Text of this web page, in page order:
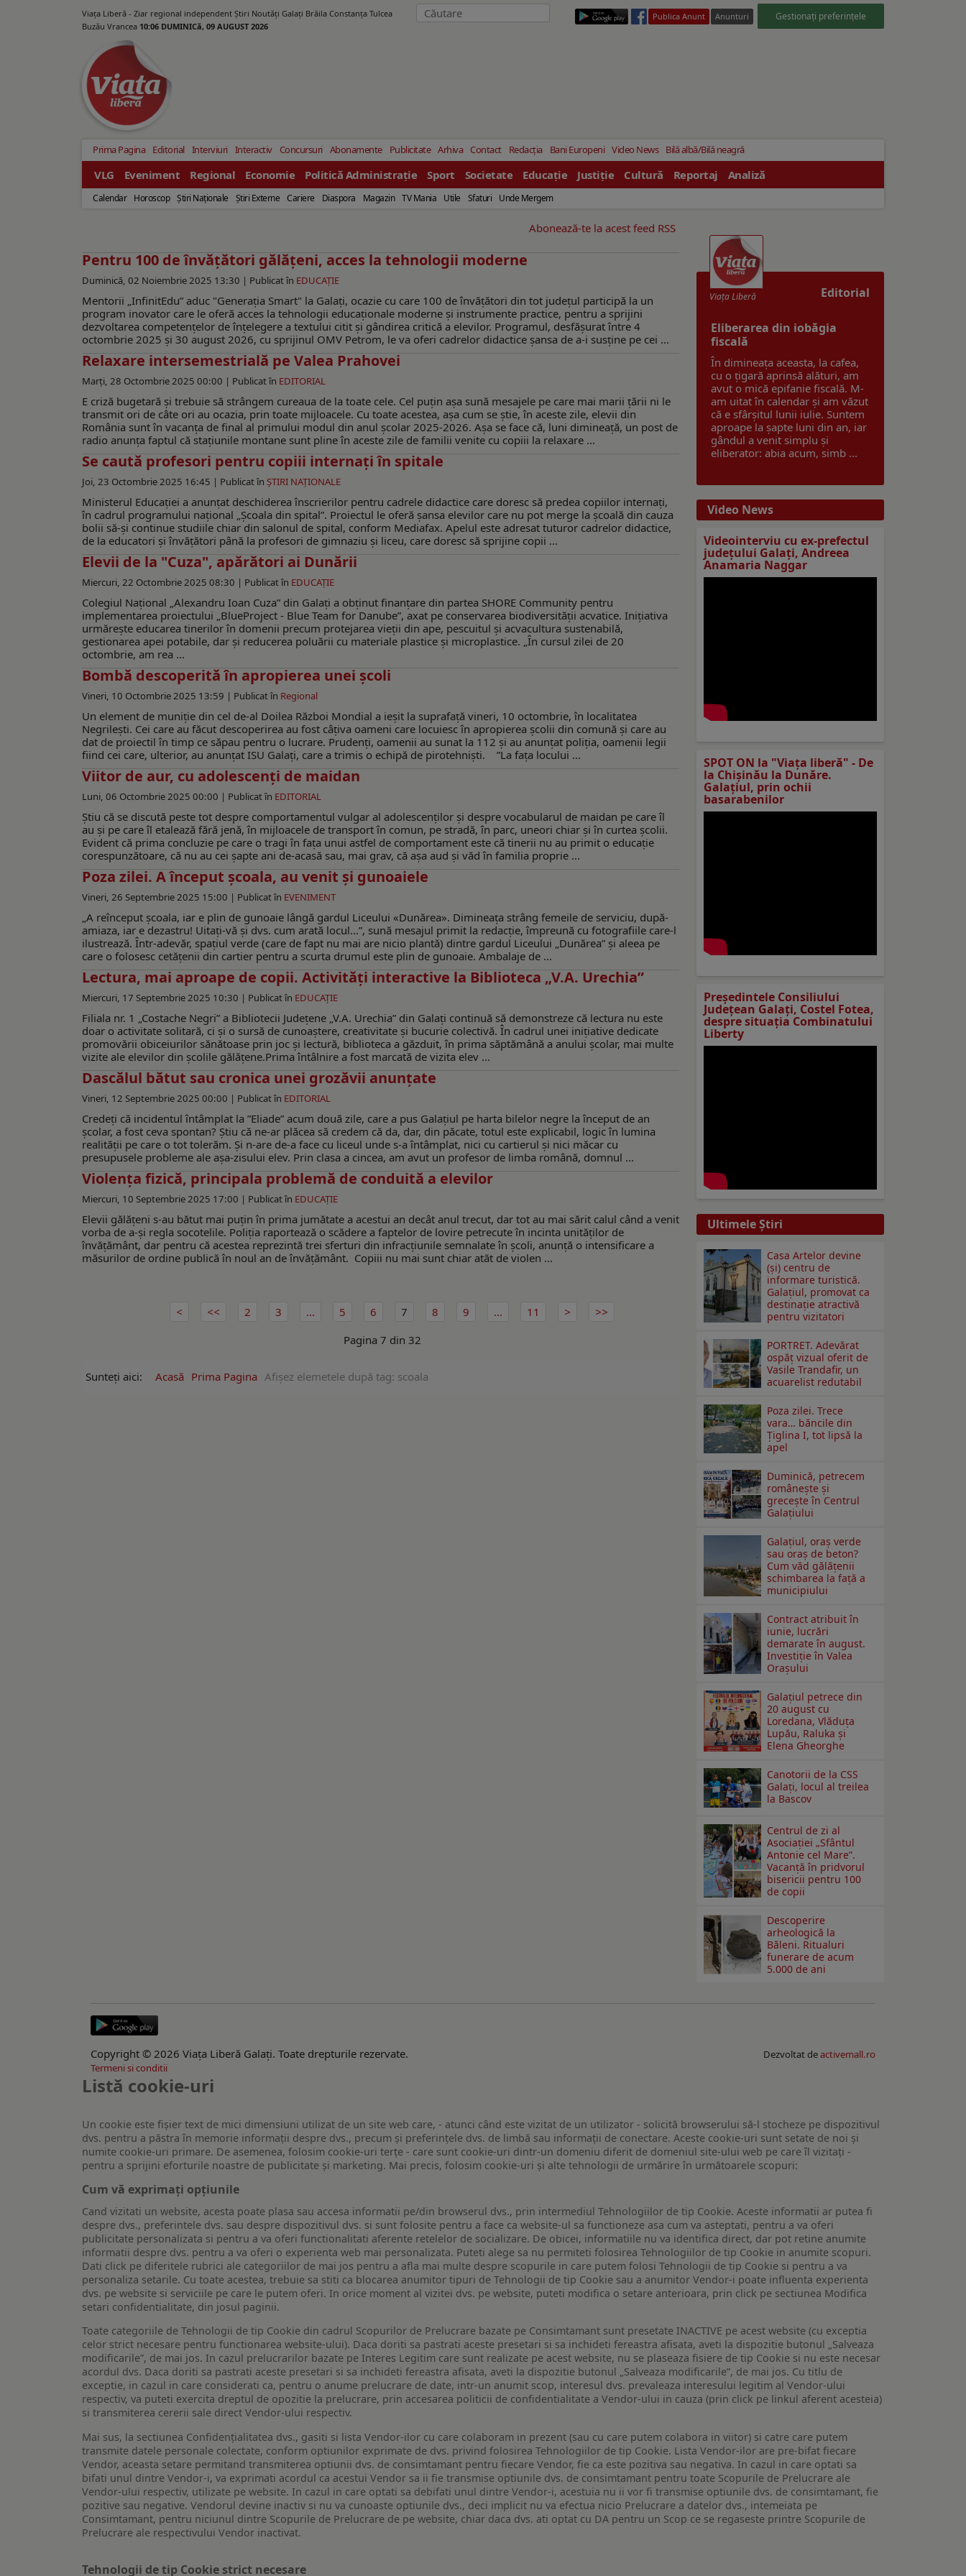
Viața Liberă - Ziar regional independent Știri Noutăți Galaţi Brăila Constanţa Tulcea
Buzău Vrancea 10:06 DUMINICă, 09 AUGUST 2026
Publica Anunt Anunturi Gestionați preferințele
Prima Pagina Editorial Interviuri Interactiv Concursuri Abonamente Publicitate Arhiva Contact Redacția Bani Europeni Video News Bilă albă/Bilă neagră
VLG Eveniment Regional Economie Politică Administrație Sport Societate Educație Justiție Cultură Reportaj Analiză
Calendar Horoscop Ştiri Naţionale Ştiri Externe Cariere Diaspora Magazin TV Mania Utile Sfaturi Unde Mergem
Abonează-te la acest feed RSS
Pentru 100 de învățători gălățeni, acces la tehnologii moderne
Duminică, 02 Noiembrie 2025 13:30 | Publicat în EDUCAŢIE
Mentorii „InfinitEdu” aduc "Generația Smart" la Galați, ocazie cu care 100 de învățători din tot județul participă la un
program inovator care le oferă acces la tehnologii educaționale moderne și instrumente practice, pentru a sprijini
dezvoltarea competențelor de înțelegere a textului citit și gândirea critică a elevilor. Programul, desfășurat între 4
octombrie 2025 și 30 august 2026, cu sprijinul OMV Petrom, le va oferi cadrelor didactice șansa de a-i susține pe cei ...
Relaxare intersemestrială pe Valea Prahovei
Marți, 28 Octombrie 2025 00:00 | Publicat în EDITORIAL
E criză bugetară și trebuie să strângem cureaua de la toate cele. Cel puțin așa sună mesajele pe care mai marii țării ni le
transmit ori de câte ori au ocazia, prin toate mijloacele. Cu toate acestea, așa cum se știe, în aceste zile, elevii din
România sunt în vacanța de final al primului modul din anul școlar 2025-2026. Așa se face că, luni dimineață, un post de
radio anunța faptul că stațiunile montane sunt pline în aceste zile de familii venite cu copiii la relaxare ...
Se caută profesori pentru copiii internaţi în spitale
Joi, 23 Octombrie 2025 16:45 | Publicat în ŞTIRI NAŢIONALE
Ministerul Educației a anunțat deschiderea înscrierilor pentru cadrele didactice care doresc să predea copiilor internați,
în cadrul programului național „Școala din spital”. Proiectul le oferă șansa elevilor care nu pot merge la școală din cauza
bolii să-şi continue studiile chiar din salonul de spital, conform Mediafax. Apelul este adresat tuturor cadrelor didactice,
de la educatori și învățători până la profesori de gimnaziu și liceu, care doresc să sprijine copii ...
Elevii de la "Cuza", apărători ai Dunării
Miercuri, 22 Octombrie 2025 08:30 | Publicat în EDUCAŢIE
Colegiul Național „Alexandru Ioan Cuza” din Galați a obținut finanțare din partea SHORE Community pentru
implementarea proiectului „BlueProject - Blue Team for Danube”, axat pe conservarea biodiversității acvatice. Inițiativa
urmărește educarea tinerilor în domenii precum protejarea vieții din ape, pescuitul și acvacultura sustenabilă,
gestionarea apei potabile, dar și reducerea poluării cu materiale plastice și microplastice. „În cursul zilei de 20
octombrie, am rea ...
Bombă descoperită în apropierea unei școli
Vineri, 10 Octombrie 2025 13:59 | Publicat în Regional
Un element de muniție din cel de-al Doilea Război Mondial a ieșit la suprafață vineri, 10 octombrie, în localitatea
Negrilești. Cei care au făcut descoperirea au fost câțiva oameni care locuiesc în apropierea școlii din comună și care au
dat de proiectil în timp ce săpau pentru o lucrare. Prudenți, oamenii au sunat la 112 și au anunțat poliția, oamenii legii
fiind cei care, ulterior, au anunțat ISU Galați, care a trimis o echipă de pirotehniști. ”La fața locului ...
Viitor de aur, cu adolescenți de maidan
Luni, 06 Octombrie 2025 00:00 | Publicat în EDITORIAL
Știu că se discută peste tot despre comportamentul vulgar al adolescenților și despre vocabularul de maidan pe care îl
au și pe care îl etalează fără jenă, în mijloacele de transport în comun, pe stradă, în parc, uneori chiar şi în curtea școlii.
Evident că prima concluzie pe care o tragi în fața unui astfel de comportament este că tinerii nu au primit o educație
corespunzătoare, că nu au cei șapte ani de-acasă sau, mai grav, că așa aud și văd în familia proprie ...
Poza zilei. A început şcoala, au venit şi gunoaiele
Vineri, 26 Septembrie 2025 15:00 | Publicat în EVENIMENT
„A reînceput şcoala, iar e plin de gunoaie lângă gardul Liceului «Dunărea». Dimineaţa strâng femeile de serviciu, după-
amiaza, iar e dezastru! Uitaţi-vă şi dvs. cum arată locul...”, sună mesajul primit la redacţie, împreună cu fotografiile care-l
ilustrează. Într-adevăr, spaţiul verde (care de fapt nu mai are nicio plantă) dintre gardul Liceului „Dunărea” şi aleea pe
care o folosesc cetăţenii din cartier pentru a scurta drumul este plin de gunoaie. Ambalaje de ...
Lectura, mai aproape de copii. Activități interactive la Biblioteca „V.A. Urechia”
Miercuri, 17 Septembrie 2025 10:30 | Publicat în EDUCAŢIE
Filiala nr. 1 „Costache Negri” a Bibliotecii Județene „V.A. Urechia” din Galați continuă să demonstreze că lectura nu este
doar o activitate solitară, ci și o sursă de cunoaștere, creativitate și bucurie colectivă. În cadrul unei inițiative dedicate
promovării obiceiurilor sănătoase prin joc și lectură, biblioteca a găzduit, în prima săptămână a anului școlar, mai multe
vizite ale elevilor din școlile gălățene.Prima întâlnire a fost marcată de vizita elev ...
Dascălul bătut sau cronica unei grozăvii anunțate
Vineri, 12 Septembrie 2025 00:00 | Publicat în EDITORIAL
Credeți că incidentul întâmplat la ”Eliade” acum două zile, care a pus Galațiul pe harta bilelor negre la început de an
școlar, a fost ceva spontan? Știu că ne-ar plăcea să credem că da, dar, din păcate, totul este explicabil, logic în lumina
realității pe care o tot tolerăm. Și n-are de-a face cu liceul unde s-a întâmplat, nici cu cartierul și nici măcar cu
presupusele probleme ale așa-zisului elev. Prin clasa a cincea, am avut un profesor de limba română, domnul ...
Violența fizică, principala problemă de conduită a elevilor
Miercuri, 10 Septembrie 2025 17:00 | Publicat în EDUCAŢIE
Elevii gălățeni s-au bătut mai puțin în prima jumătate a acestui an decât anul trecut, dar tot au mai sărit calul când a venit
vorba de a-și regla socotelile. Poliția raportează o scădere a faptelor de lovire petrecute în incinta unităților de
învățământ, dar pentru că acestea reprezintă trei sferturi din infracțiunile semnalate în școli, anunță o intensificare a
măsurilor de ordine publică în noul an de învățământ. Copiii nu mai sunt chiar atăt de violen ...
2 3 ... 5 6 7 8 9 ...
11
Pagina 7 din 32
Sunteți aici: Acasă Prima Pagina Afişez elemetele după tag: scoala
Editorial
Viaţa Liberă
Eliberarea din iobăgia
fiscală
În dimineața aceasta, la cafea,
cu o țigară aprinsă alături, am
avut o mică epifanie fiscală. M-
am uitat în calendar și am văzut
că e sfârșitul lunii iulie. Suntem
aproape la șapte luni din an, iar
gândul a venit simplu și
eliberator: abia acum, simb ...
Video News
Videointerviu cu ex-prefectul
judeţului Galaţi, Andreea
Anamaria Naggar
SPOT ON la "Viaţa liberă" - De
la Chișinău la Dunăre.
Galațiul, prin ochii
basarabenilor
Preşedintele Consiliului
Judeţean Galaţi, Costel Fotea,
despre situaţia Combinatului
Liberty
Ultimele Ştiri
Casa Artelor devine
(şi) centru de
informare turistică.
Galaţiul, promovat ca
destinaţie atractivă
pentru vizitatori
PORTRET. Adevărat
ospăț vizual oferit de
Vasile Trandafir, un
acuarelist redutabil
Poza zilei. Trece
vara… băncile din
Ţiglina I, tot lipsă la
apel
Duminică, petrecem
româneşte şi
greceşte în Centrul
Galaţiului
Galațiul, oraș verde
sau oraș de beton?
Cum văd gălățenii
schimbarea la față a
municipiului
Contract atribuit în
iunie, lucrări
demarate în august.
Investiţie în Valea
Oraşului
Galaţiul petrece din
20 august cu
Loredana, Vlăduța
Lupău, Raluka și
Elena Gheorghe
Canotorii de la CSS
Galați, locul al treilea
la Bascov
Centrul de zi al
Asociației „Sfântul
Antonie cel Mare”.
Vacanță în pridvorul
bisericii pentru 100
de copii
Descoperire
arheologică la
Băleni. Ritualuri
funerare de acum
5.000 de ani
Copyright © 2026 Viaţa Liberă Galaţi. Toate drepturile rezervate. Dezvoltat deactivemall.ro
Termeni si conditii
Listă cookie-uri
Un cookie este fişier text de mici dimensiuni utilizat de un site web care, - atunci când este vizitat de un utilizator - solicită browserului să-l stocheze pe dispozitivul
dvs. pentru a păstra în memorie informații despre dvs., precum și preferințele dvs. de limbă sau informații de conectare. Aceste cookie-uri sunt setate de noi și
numite cookie-uri primare. De asemenea, folosim cookie-uri terțe - care sunt cookie-uri dintr-un domeniu diferit de domeniul site-ului web pe care îl vizitați -
pentru a sprijini eforturile noastre de publicitate și marketing. Mai precis, folosim cookie-uri și alte tehnologii de urmărire în următoarele scopuri:
Cum vă exprimați opțiunile
Cand vizitati un website, acesta poate plasa sau accesa informatii pe/din browserul dvs., prin intermediul Tehnologiilor de tip Cookie. Aceste informatii ar putea fi
despre dvs., preferintele dvs. sau despre dispozitivul dvs. si sunt folosite pentru a face ca website-ul sa functioneze asa cum va asteptati, pentru a va oferi
publicitate personalizata si pentru a va oferi functionalitati aferente retelelor de socializare. De obicei, informatiile nu va identifica direct, dar pot retine anumite
informatii despre dvs. pentru a va oferi o experienta web mai personalizata. Puteti alege sa nu permiteti folosirea Tehnologiilor de tip Cookie in anumite scopuri.
Dati click pe diferitele rubrici ale categoriilor de mai jos pentru a afla mai multe despre scopurile in care putem folosi Tehnologii de tip Cookie si pentru a va
personaliza setarile. Cu toate acestea, trebuie sa stiti ca blocarea anumitor tipuri de Tehnologii de tip Cookie sau a anumitor Vendor-i poate influenta experienta
dvs. pe website si serviciile pe care le putem oferi. In orice moment al vizitei dvs. pe website, puteti modifica o setare anterioara, prin click pe sectiunea Modifica
setari confidentialitate, din josul paginii.
Toate categoriile de Tehnologii de tip Cookie din cadrul Scopurilor de Prelucrare bazate pe Consimtamant sunt presetate INACTIVE pe acest website (cu exceptia
celor strict necesare pentru functionarea website-ului). Daca doriti sa pastrati aceste presetari si sa inchideti fereastra afisata, aveti la dispozitie butonul „Salveaza
modificarile”, de mai jos. In cazul prelucrarilor bazate pe Interes Legitim care sunt realizate pe acest website, nu se plaseaza fisiere de tip Cookie si nu este necesar
acordul dvs. Daca doriti sa pastrati aceste presetari si sa inchideti fereastra afisata, aveti la dispozitie butonul „Salveaza modificarile”, de mai jos. Cu titlu de
exceptie, in cazul in care considerati ca, pentru o anume prelucrare de date, intr-un anumit scop, interesul dvs. prevaleaza interesului legitim al Vendor-ului
respectiv, va puteti exercita dreptul de opozitie la prelucrare, prin accesarea politicii de confidentialitate a Vendor-ului in cauza (prin click pe linkul aferent acesteia)
si transmiterea cererii sale direct Vendor-ului respectiv.
Mai sus, la sectiunea Confidențialitatea dvs., gasiti si lista Vendor-ilor cu care colaboram in prezent (sau cu care putem colabora in viitor) si catre care putem
transmite datele personale colectate, conform optiunilor exprimate de dvs. privind folosirea Tehnologiilor de tip Cookie. Lista Vendor-ilor are pre-bifat fiecare
Vendor, aceasta setare permitand transmiterea optiunii dvs. de consimtamant pentru fiecare Vendor, fie ca este pozitiva sau negativa. In cazul in care optati sa
bifati unul dintre Vendor-i, va exprimati acordul ca acestui Vendor sa ii fie transmise optiunile dvs. de consimtamant pentru toate Scopurile de Prelucrare ale
Vendor-ului respectiv, utilizate pe website. In cazul in care optati sa debifati unul dintre Vendor-i, acestuia nu ii vor fi transmise optiunile dvs. de consimtamant, fie
pozitive sau negative. Vendorul devine inactiv si nu va cunoaste optiunile dvs., deci implicit nu va efectua nicio Prelucrare a datelor dvs., intemeiata pe
Consimtamant, pentru niciunul dintre Scopurile de Prelucrare de pe website, chiar daca dvs. ati optat cu DA pentru un Scop ce se regaseste printre Scopurile de
Prelucrare ale respectivului Vendor inactivat.
Tehnologii de tip Cookie strict necesare